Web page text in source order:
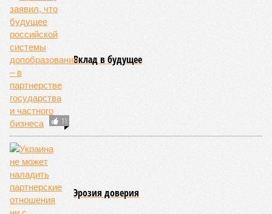
исключить из уравнения все признаки старения, в том
числе и соматические мутации.
Итак, пишет в своей разошедшейся на многомиллионную
аудиторию публикации New York Post (почему, кстати, New
York Post, а не отечественные издания?), получилось, что
средним показателем было бы 1759 лет, а максимальным –
29 921 год. Неплохо: одному-единственному человеку
можно было бы застать сразу несколько концов света,
ледниковых периодов и крушение десятка-другого
развитых цивилизаций. Но мы снова возвращаемся к
катастрофическим изменениям в ДНК, которые начисто
вычёркивают эти цифры из всех возможных вариантов
долголетия.
старения только соматические мутации сокращают
теоретическую среднюю продолжительность жизни с
1759 до 156 лет»